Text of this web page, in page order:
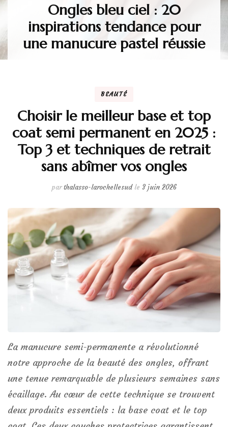
Ongles bleu ciel : 20
inspirations tendance pour
une manucure pastel réussie
BEAUTÉ
Choisir le meilleur base et top
coat semi permanent en 2025 :
Top 3 et techniques de retrait
sans abîmer vos ongles
parthalasso-larochellesud le 3 juin 2026
La manucure semi-permanente a révolutionné
notre approche de la beauté des ongles, offrant
une tenue remarquable de plusieurs semaines sans
écaillage. Au cœur de cette technique se trouvent
deux produits essentiels : la base coat et le top